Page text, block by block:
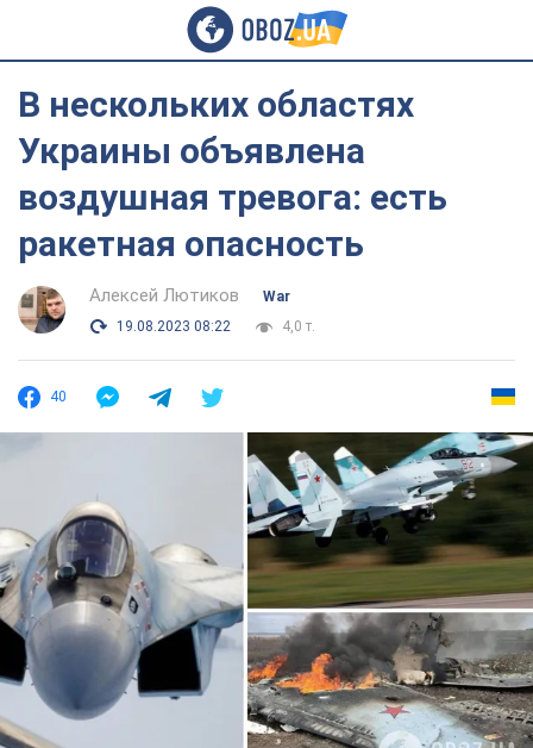
В нескольких областях
Украины объявлена
воздушная тревога: есть
ракетная опасность
Алексей Лютиков
War
19.08.2023 08:22
4,0 т.
40